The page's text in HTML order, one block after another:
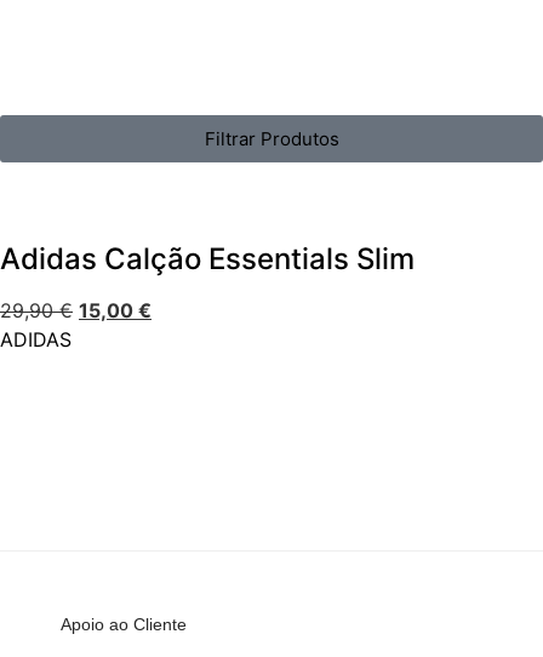
Filtrar Produtos
Adidas Calção Essentials Slim
29,90€ 15,00 €
ADIDAS
Apoio ao Cliente